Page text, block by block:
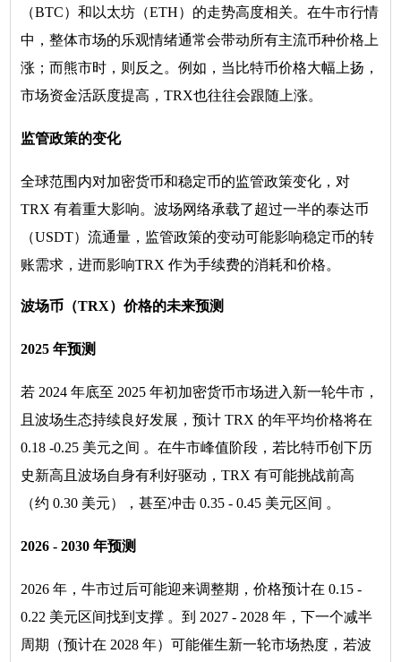
（BTC）和以太坊（ETH）的走势高度相关。在牛市行情
中，整体市场的乐观情绪通常会带动所有主流币种价格上
涨；而熊市时，则反之。例如，当比特币价格大幅上扬，
市场资金活跃度提高，TRX也往往会跟随上涨。
监管政策的变化
全球范围内对加密货币和稳定币的监管政策变化，对
TRX 有着重大影响。波场网络承载了超过一半的泰达币
（USDT）流通量，监管政策的变动可能影响稳定币的转
账需求，进而影响TRX 作为手续费的消耗和价格。
波场币（TRX）价格的未来预测
2025 年预测
若 2024 年底至 2025 年初加密货币市场进入新一轮牛市，
且波场生态持续良好发展，预计 TRX 的年平均价格将在
0.18 -0.25 美元之间 。在牛市峰值阶段，若比特币创下历
史新高且波场自身有利好驱动，TRX 有可能挑战前高
（约 0.30 美元），甚至冲击 0.35 - 0.45 美元区间 。
2026 - 2030 年预测
2026 年，牛市过后可能迎来调整期，价格预计在 0.15 -
0.22 美元区间找到支撑 。到 2027 - 2028 年，下一个减半
周期（预计在 2028 年）可能催生新一轮市场热度，若波